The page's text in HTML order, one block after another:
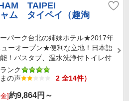
TAIPEI
ム タイペイ（趣淘
パーク台北の姉妹ホテル★2017年
ューオープン★便利な立地！日本語
！バスタブ、温水洗浄付トイレ付
ンク
の声
2 全14件）
]約9,864円～